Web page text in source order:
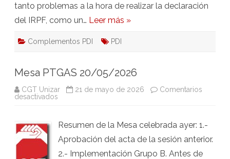
tanto problemas a la hora de realizar la declaración
del IRPF, como un… Leer más »
Complementos PDI PDI
Mesa PTGAS 20/05/2026
CGT Unizar 21 de mayo de 2026
Comentarios
desactivados
Resumen de la Mesa celebrada ayer: 1.-
Aprobación del acta de la sesión anterior.
2.- Implementación Grupo B. Antes de